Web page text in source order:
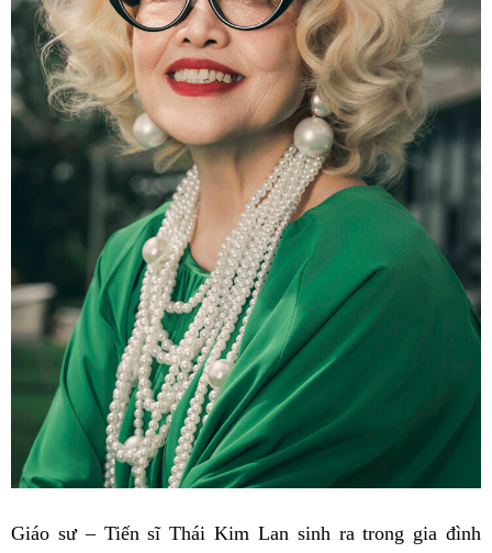
Giáo sư – Tiến sĩ Thái Kim Lan sinh ra trong gia đình